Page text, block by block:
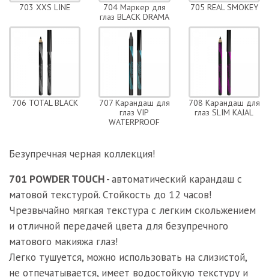
703 XXS LINE
704 Маркер для
глаз BLACK DRAMA
705 REAL SMOKEY
706 TOTAL BLACK
707 Карандаш для
глаз VIP
WATERPROOF
708 Карандаш для
глаз SLIM KAJAL
Безупречная черная коллекция!
701 POWDER TOUCH -автоматический карандаш с
матовой текстурой. Стойкость до 12 часов!
Чрезвычайно мягкая текстура с легким скольжением
и отличной передачей цвета для безупречного
матового макияжа глаз!
Легко тушуется, можно использовать на слизистой,
не отпечатывается, имеет водостойкую текстуру и